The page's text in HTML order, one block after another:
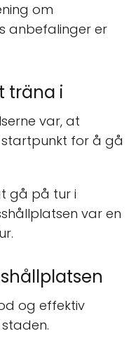
om
anbefalinger er
träna i
var, at
for å gå
gå på tur i
var en
og effektiv